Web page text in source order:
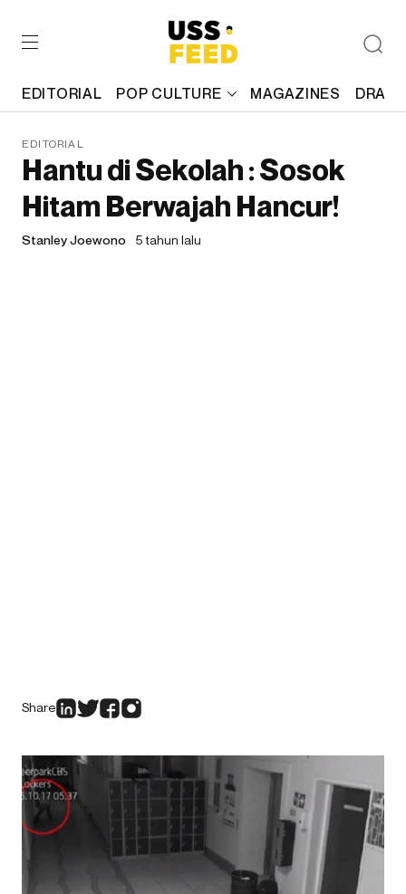
EDITORIAL POP CULTURE MAGAZINES
EDITORIAL
Hantu di Sekolah : Sosok
Hitam Berwajah Hancur!
Stanley Joewono 5 tahun lalu
Share